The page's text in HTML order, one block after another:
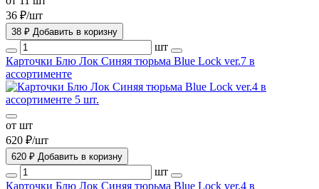
36 ₽/шт
38 ₽ Добавить в коризну
шт
Карточки Блю Лок Синяя тюрьма Blue Lock ver.7 в
ассортименте
от шт
620 ₽/шт
620 ₽ Добавить в коризну
шт
Карточки Блю Лок Синяя тюрьма Blue Lock ver.4 в